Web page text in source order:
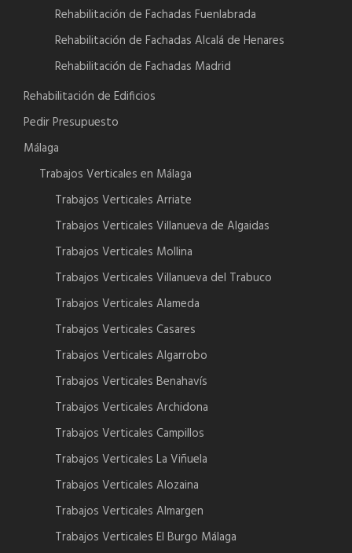
Rehabilitación de Fachadas Fuenlabrada
Rehabilitación de Fachadas Alcalá de Henares
Rehabilitación de Fachadas Madrid
Rehabilitación de Edificios
Pedir Presupuesto
Málaga
Trabajos Verticales en Málaga
Trabajos Verticales Arriate
Trabajos Verticales Villanueva de Algaidas
Trabajos Verticales Mollina
Trabajos Verticales Villanueva del Trabuco
Trabajos Verticales Alameda
Trabajos Verticales Casares
Trabajos Verticales Algarrobo
Trabajos Verticales Benahavís
Trabajos Verticales Archidona
Trabajos Verticales Campillos
Trabajos Verticales La Viñuela
Trabajos Verticales Alozaina
Trabajos Verticales Almargen
Trabajos Verticales El Burgo Málaga